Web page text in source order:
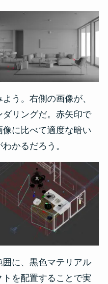
う。右側の画像が、
リングだ。赤矢印で
に比べて適度な暗い
かるだろう。
に、黒色マテリアル
を配置することで実